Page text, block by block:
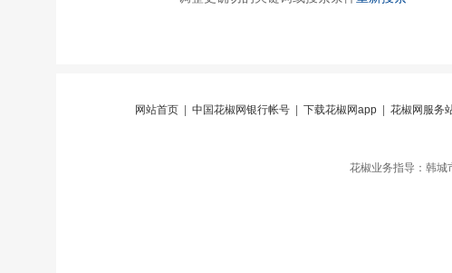
网站首页| 中国花椒网银行帐号| 下载花椒网app| 花椒网服务
花椒业务指导：韩城